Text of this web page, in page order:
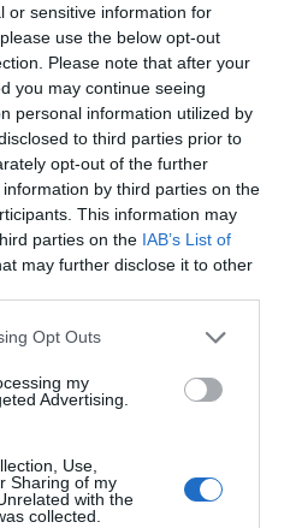
or sensitive information for
use the below opt-out
Please note that after your
you may continue seeing
personal information utilized by
to third parties prior to
opt-out of the further
by third parties on the
This information may
parties on the IAB’s List of
may further disclose it to other
Opt Outs
my
Advertising.
Use,
Sharing of my
with the
collected.
παιδιών από πίστη
το χρωστάνε στην
θα φταίει το
Ιατρού
προσεγγίσουμε στην
δεν πρόκειται να